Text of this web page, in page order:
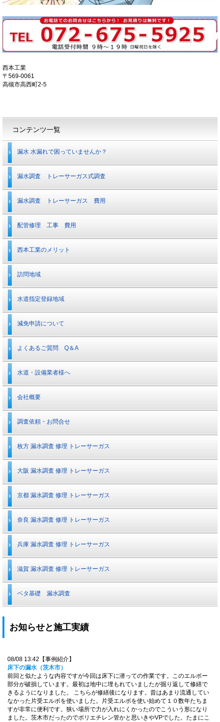
西本工業
〒569-0061
高槻市高西町2-5
漏水 水漏れで困っていませんか？
漏水調査 トレーサーガス式調査
漏水調査 トレーサーガス 費用
配管修理 工事 費用
西本工業のメリット
訪問地域
水道指定登録地域
減免申請について
よくあるご質問 Q＆A
水道・設備業者様へ
会社概要
調査依頼・お問合せ
枚方 漏水調査 修理 トレーサーガス
大阪 漏水調査 修理 トレーサーガス
京都 漏水調査 修理 トレーサーガス
奈良 漏水調査 修理 トレーサーガス
兵庫 漏水調査 修理 トレーサーガス
滋賀 漏水調査 修理 トレーサーガス
ベタ基礎 漏水調査
お知らせと施工実績
08/08 13:42【事例紹介】
床下の漏水（茨木市）
前回と似たような内容ですが今回は床下に潜っての作業です。このエルボー
部分が破損しています。最初は地中に埋もれていましたが掘り返して修繕で
きるようになりました。 こちらが修繕後になります。昔はあまり流通してい
なかった片受エルボを使いました。片受エルボを使い始めて１０数年たちま
すが非常に便利です。狭い場所で力が入れにくかったのでこういう形になり
ました。茨木市だったのでポリエチレン管かと思いきやVPでした。たまにこ